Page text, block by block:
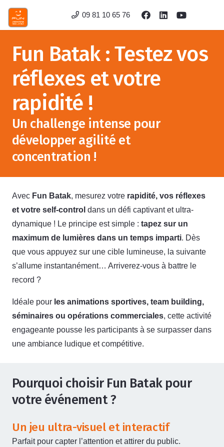
09 81 10 65 76
Fun Batak : Testez vos
réflexes et votre
rapidité !
Un challenge intense pour
développer agilité et
concentration !
Avec Fun Batak, mesurez votre rapidité, vos réflexes
et votre self-control dans un défi captivant et ultra-
dynamique ! Le principe est simple : tapez sur un
maximum de lumières dans un temps imparti. Dès
que vous appuyez sur une cible lumineuse, la suivante
s’allume instantanément… Arriverez-vous à battre le
record ?
Idéale pour les animations sportives, team building,
séminaires ou opérations commerciales, cette activité
engageante pousse les participants à se surpasser dans
une ambiance ludique et compétitive.
Pourquoi choisir Fun Batak pour
votre événement ?
Un jeu ultra-visuel et interactif
Parfait pour capter l’attention et attirer du public.